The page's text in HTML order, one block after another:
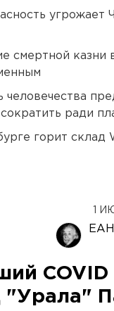
угрожает
смертной казни
человечества
ради
горит склад
1
COVID
"Урала"